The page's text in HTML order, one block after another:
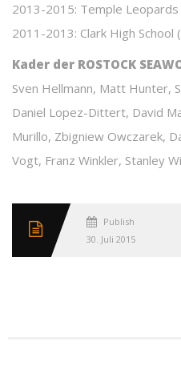
2013-2015: Temple Leopards
2011-2013: Clark High School
Kader der ROSTOCK
Sven Hellmann, Matt Hunter,
Daniel Lopez-Dittert, David
Murillo, Zbigniew Owczarek,
Vogt, Franz Winkler, Stanley
Published
30. Juli 2015